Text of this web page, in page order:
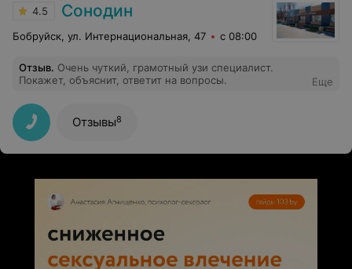
4.5 Сонодин
Бобруйск, ул. Интернациональная, 47 с 08:00
Отзыв. Очень чуткий, грамотный узи специалист.
Покажет, объяснит, ответит на вопросы.
Еще
Отзывы8